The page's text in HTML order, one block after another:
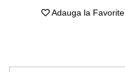
Adauga la Favorite